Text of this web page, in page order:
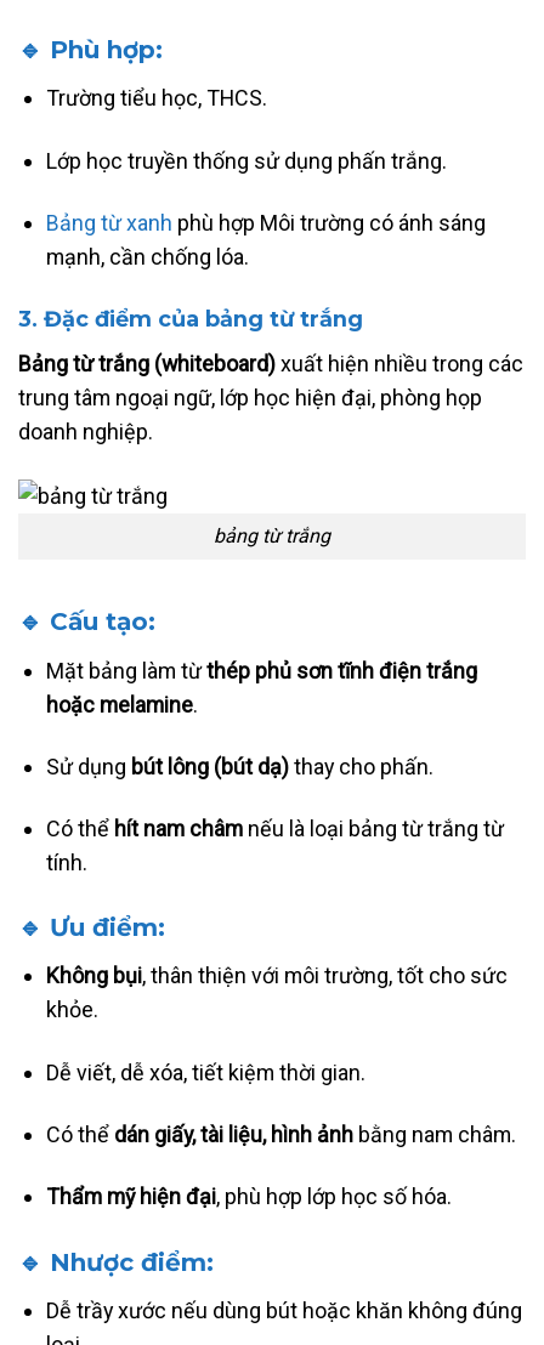
🔹 Phù hợp:
Trường tiểu học, THCS.
Lớp học truyền thống sử dụng phấn trắng.
Bảng từ xanh phù hợp Môi trường có ánh sáng
mạnh, cần chống lóa.
3. Đặc điểm của bảng từ trắng
Bảng từ trắng (whiteboard)xuất hiện nhiều trong các
trung tâm ngoại ngữ, lớp học hiện đại, phòng họp
doanh nghiệp.
bảng từ trắng
🔹 Cấu tạo:
Mặt bảng làm từthép phủ sơn tĩnh điện trắng
hoặc melamine.
Sử dụng bút lông (bút dạ)thay cho phấn.
Có thể hít nam châm nếu là loại bảng từ trắng từ
tính.
🔹 Ưu điểm:
Không bụi, thân thiện với môi trường, tốt cho sức
khỏe.
Dễ viết, dễ xóa, tiết kiệm thời gian.
Có thể dán giấy, tài liệu, hình ảnh bằng nam châm.
Thẩm mỹ hiện đại, phù hợp lớp học số hóa.
🔹 Nhược điểm:
Dễ trầy xước nếu dùng bút hoặc khăn không đúng